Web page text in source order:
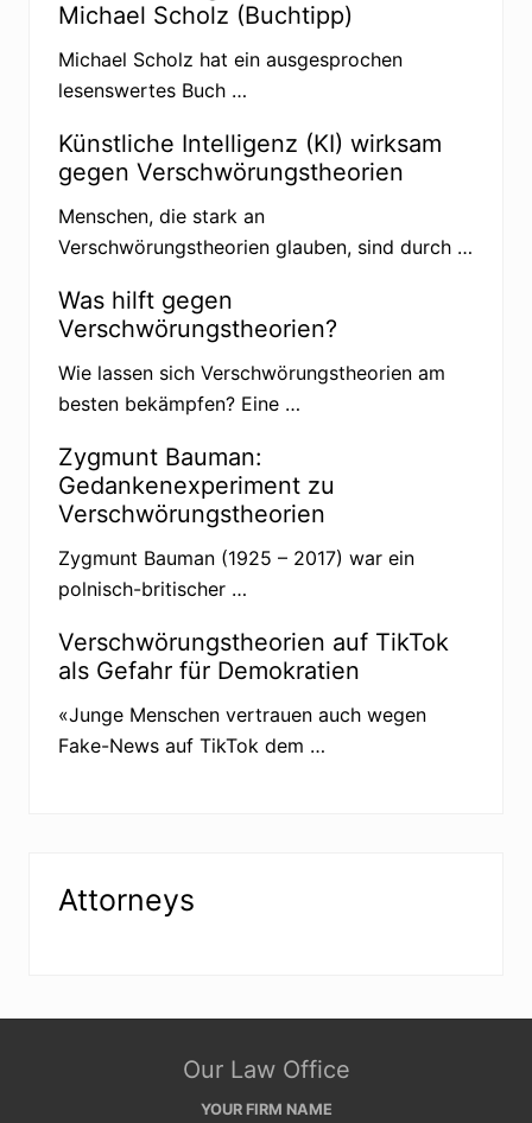
e
n
o
s
e
z
t
a
f
e
s
c
h
ö
r
u
s
t
h
e
r
i
e
u
n
d
n
t
i
m
u
Michael Scholz (Buchtipp)
Michael Scholz hat ein ausgesprochen
lesenswertes Buch …
Künstliche Intelligenz (KI) wirksam
gegen Verschwörungstheorien
Menschen, die stark an
Verschwörungstheorien glauben, sind durch …
Was hilft gegen
Verschwörungstheorien?
Wie lassen sich Verschwörungstheorien am
besten bekämpfen? Eine …
Zygmunt Bauman:
Gedankenexperiment zu
Verschwörungstheorien
Zygmunt Bauman (1925 – 2017) war ein
polnisch-britischer …
Verschwörungstheorien auf TikTok
als Gefahr für Demokratien
«Junge Menschen vertrauen auch wegen
Fake-News auf TikTok dem …
Attorneys
Our Law Office
YOUR FIRM NAME